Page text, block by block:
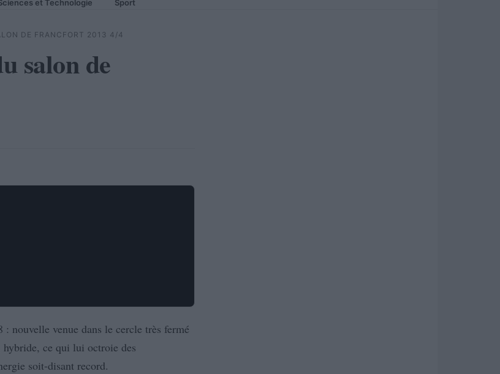
et Technologie Sport
DE FRANCFORT 2013 4/4
salon de
nouvelle venue dans le cercle très fermé
hybride, ce qui lui octroie des
soit-disant record.